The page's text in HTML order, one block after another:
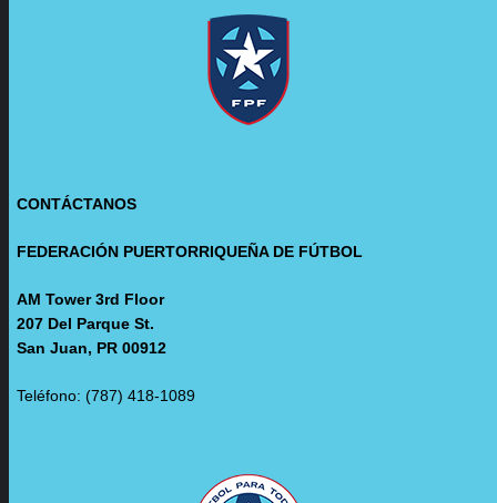
CONTÁCTANOS
FEDERACIÓN PUERTORRIQUEÑA DE FÚTBOL
AM Tower 3rd Floor
207 Del Parque St.
San Juan, PR 00912
Teléfono: (787) 418-1089